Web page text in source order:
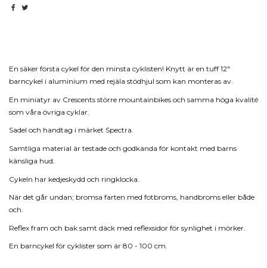
En säker första cykel för den minsta cyklisten! Knytt är en tuff 12"
barncykel i aluminium med rejäla stödhjul som kan monteras av.
En miniatyr av Crescents större mountainbikes och samma höga kvalité
som våra övriga cyklar.
Sadel och handtag i märket Spectra.
Samtliga material är testade och godkända för kontakt med barns
känsliga hud.
Cykeln har kedjeskydd och ringklocka.
När det går undan; bromsa farten med fotbroms, handbroms eller både
och.
Reflex fram och bak samt däck med reflexsidor för synlighet i mörker.
En barncykel för cyklister som är 80 - 100 cm.